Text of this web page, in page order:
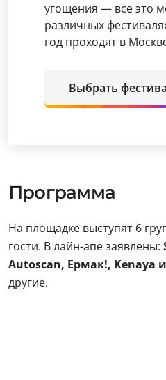
угощения — все это
различных
год проходят в
Выбрать
Программа
На площадке выступят 6
гости. В лайн-апе заявлены:
Autoscan, Ермак!, Kenaya
другие.